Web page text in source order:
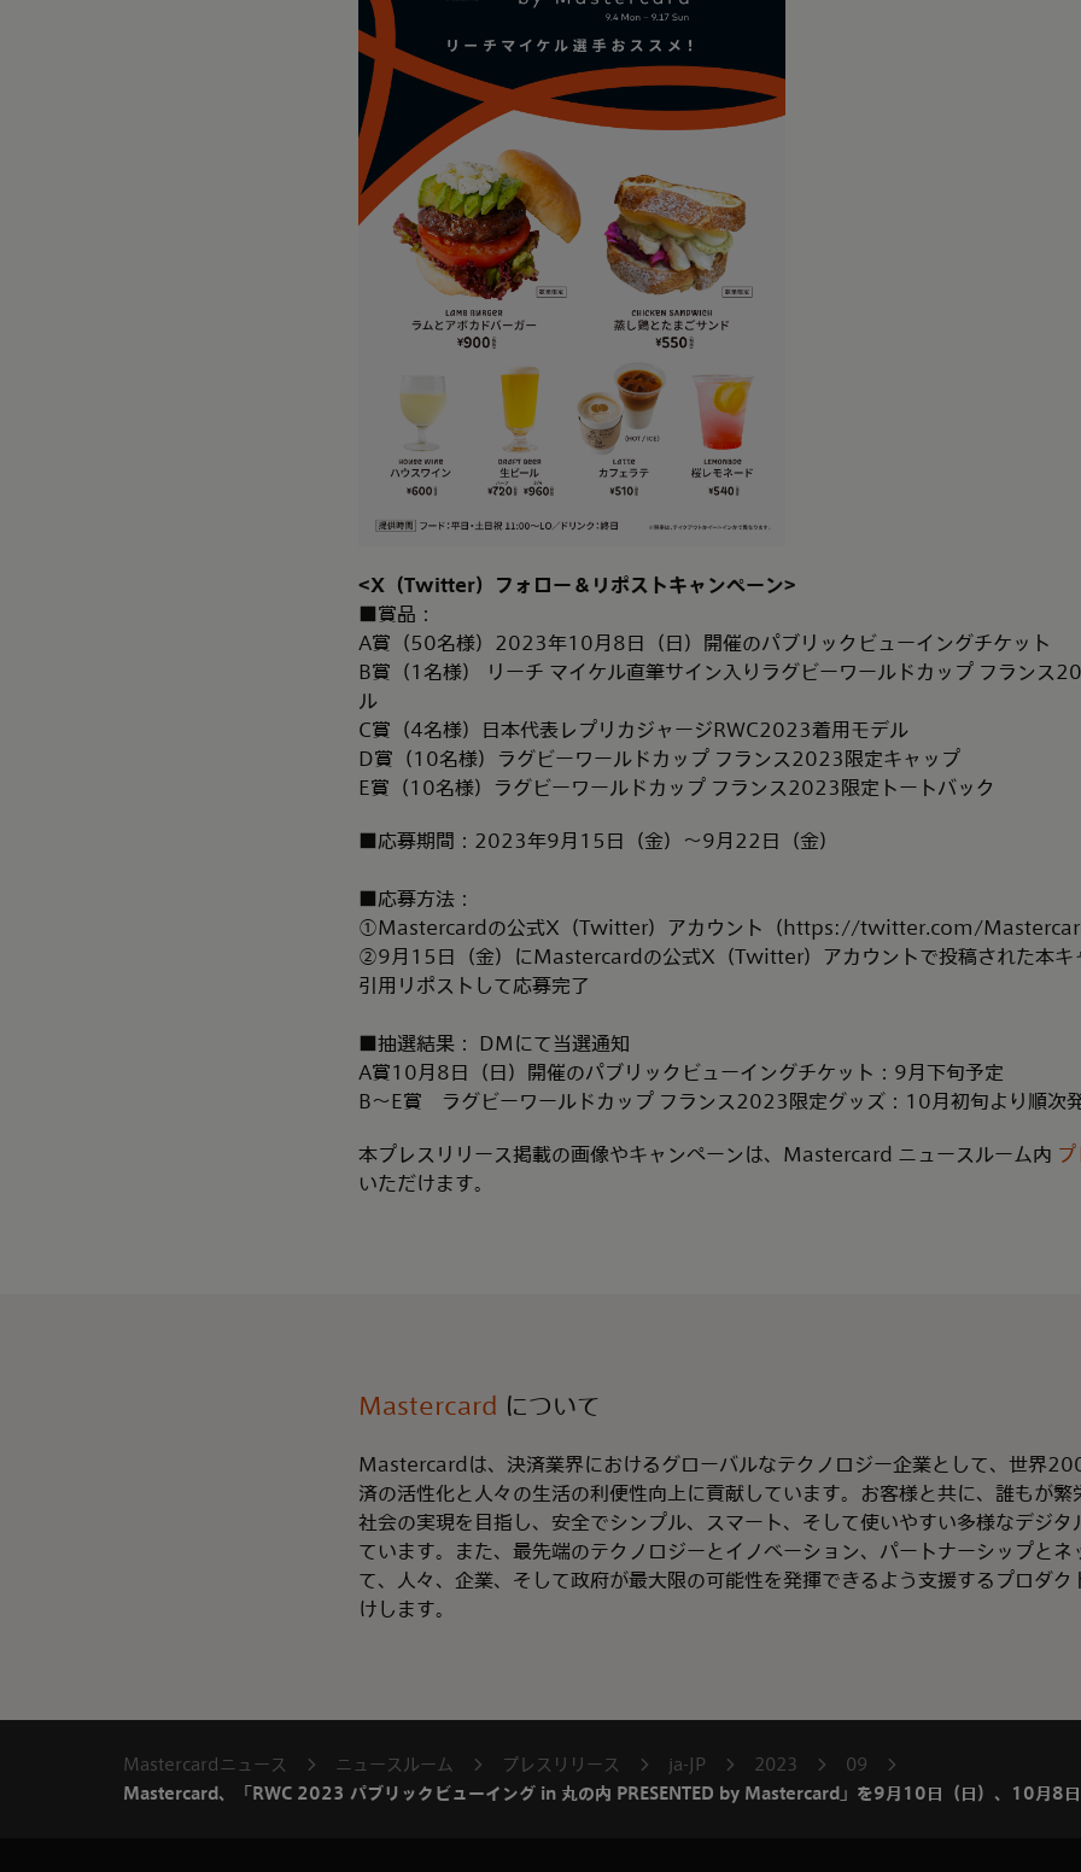
<X （Twitter）フォロー＆リポストキャンペーン>
■賞品：
A賞（50名様）2023年10月8日（日）開催のパブリックビューイングチケット
B賞（1名様） リーチ マイケル直筆サイン入りラグビーワールドカップ フランス
ル
C賞（4名様）日本代表レプリカジャージRWC2023着用モデル
D賞（10名様）ラグビーワールドカップ フランス2023限定キャップ
E賞（10名様）ラグビーワールドカップ フランス2023限定トートバック
■応募期間：2023年9月15日（金）～9月22日（金）
■応募方法：
①Mastercardの公式X（Twitter）アカウント（https://twitter.com/
②9月15日（金）にMastercardの公式X（Twitter）アカウントで投稿された本キ
引用リポストして応募完了
■抽選結果： DMにて当選通知
A賞10月8日（日）開催のパブリックビューイングチケット：9月下旬予定
B～E賞 ラグビーワールドカップ フランス2023限定グッズ：10月初旬より順次
本プレスリリース掲載の画像やキャンペーンは、Mastercard ニュースルーム内
いただけます。
Mastercard について
Mastercardは、決済業界におけるグローバルなテクノロジー企業として、世界
済の活性化と人々の生活の利便性向上に貢献しています。お客様と共に、誰もが繁
社会の実現を目指し、安全でシンプル、スマート、そして使いやすい多様なデジタ
ています。また、最先端のテクノロジーとイノベーション、パートナーシップとネ
て、人々、企業、そして政府が最大限の可能性を発揮できるよう支援するプロダク
けします。
Mastercardニュース ニュースルーム プレスリリース ja-JP 2023
09
Mastercard、「RWC 2023 パブリックビューイング in 丸の内 PRESENTED by Mastercard」を9月10日（日）、10月8日